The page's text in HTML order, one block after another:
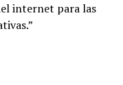
internet para las